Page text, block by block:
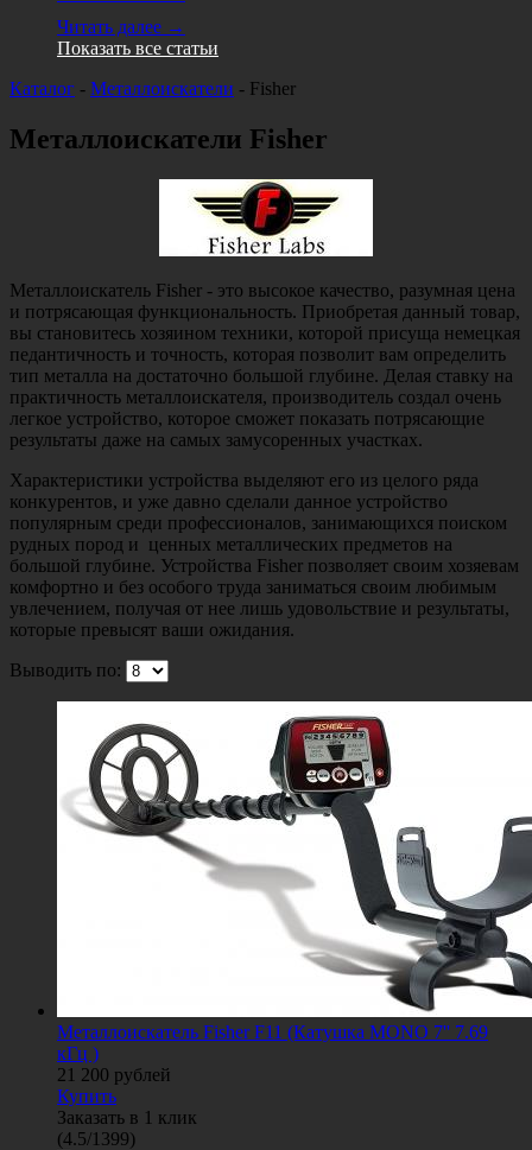
Читать далее →
Показать все статьи
Каталог - Металлоискатели - Fisher
Металлоискатели Fisher
Металлоискатель Fisher - это высокое качество, разумная цена
и потрясающая функциональность. Приобретая данный товар,
вы становитесь хозяином техники, которой присуща немецкая
педантичность и точность, которая позволит вам определить
тип металла на достаточно большой глубине. Делая ставку на
практичность металлоискателя, производитель создал очень
легкое устройство, которое сможет показать потрясающие
результаты даже на самых замусоренных участках.
Характеристики устройства выделяют его из целого ряда
конкурентов, и уже давно сделали данное устройство
популярным среди профессионалов, занимающихся поиском
рудных пород и ценных металлических предметов на
большой глубине. Устройства Fisher позволяет своим хозяевам
комфортно и без особого труда заниматься своим любимым
увлечением, получая от нее лишь удовольствие и результаты,
которые превысят ваши ожидания.
Выводить по:
Металлоискатель Fisher F11 (Катушка MONO 7'' 7.69
кГц )
21 200 рублей
Купить
Заказать в 1 клик
(4.5/1399)